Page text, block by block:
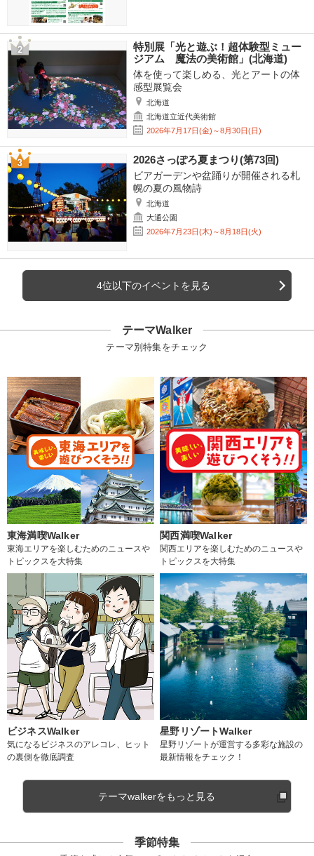
特別展「光と遊ぶ！超体験型ミュー
ジアム 魔法の美術館」(北海道)
体を使って楽しめる、光とアートの体
感型展覧会
北海道
北海道立近代美術館
2026年7月17日(金)～8月30日(日)
2026さっぽろ夏まつり(第73回)
ビアガーデンや盆踊りが開催される札
幌の夏の風物詩
北海道
大通公園
2026年7月23日(木)～8月18日(火)
4位以下のイベントを見る
テーマWalker
テーマ別特集をチェック
東海満喫Walker
東海エリアを楽しむためのニュースや
トピックスを大特集
関西満喫Walker
関西エリアを楽しむためのニュースや
トピックスを大特集
ビジネスWalker
気になるビジネスのアレコレ、ヒット
の裏側を徹底調査
星野リゾートWalker
星野リゾートが運営する多彩な施設の
最新情報をチェック！
テーマwalkerをもっと見る
季節特集